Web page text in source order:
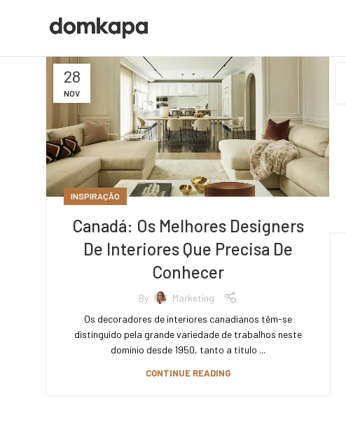
28
NOV
INSPIRAÇÃO
Canadá: Os Melhores Designers
De Interiores Que Precisa De
Conhecer
By
Marketing
Os decoradores de interiores canadianos têm-se
distinguido pela grande variedade de trabalhos neste
domínio desde 1950, tanto a título ...
CONTINUE READING